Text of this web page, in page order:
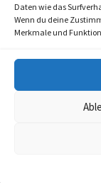
Daten wie das
Wenn du deine
Merkmale und
© 2006-2020